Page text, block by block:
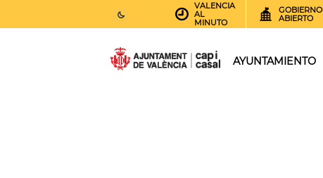
AEMET.GRADOS
VALENCIA
AL
MINUTO
GOBIERNO
ABIERTO
AYUNTAMIENTO